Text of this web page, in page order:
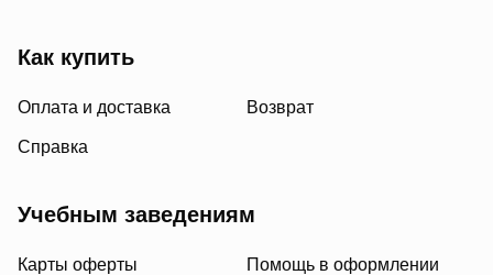
Как купить
Оплата и доставка Возврат
Справка
Учебным заведениям
Карты оферты Помощь в оформлении